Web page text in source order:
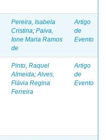
Pereira, Isabela
Cristina; Paiva,
Ione Maria Ramos
de
Artigo
de
Evento
Pinto, Raquel
Almeida;Alves,
Flávia Regina
Ferreira
Artigo
de
Evento